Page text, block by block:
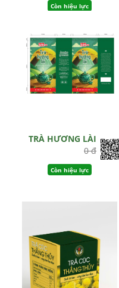
Còn hiệu lực
TRÀ HƯƠNG LÀI
0 đ
Còn hiệu lực